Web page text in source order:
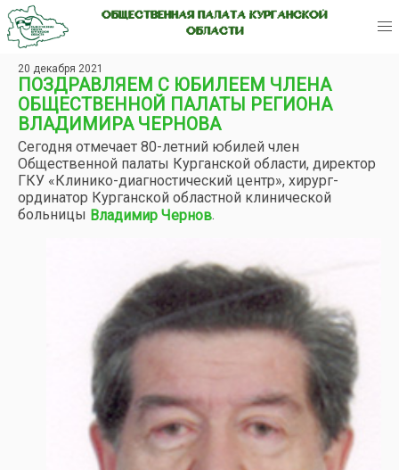
ОБЩЕСТВЕННАЯ ПАЛАТА КУРГАНСКОЙ
ОБЛАСТИ
20 декабря 2021
ПОЗДРАВЛЯЕМ С ЮБИЛЕЕМ ЧЛЕНА
ОБЩЕСТВЕННОЙ ПАЛАТЫ РЕГИОНА
ВЛАДИМИРА ЧЕРНОВА
Сегодня отмечает 80-летний юбилей член
Общественной палаты Курганской области, директор
ГКУ «Клинико-диагностический центр», хирург-
ординатор Курганской областной клинической
больницы Владимир Чернов.